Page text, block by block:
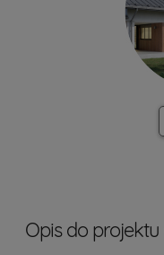
Opis do projektu